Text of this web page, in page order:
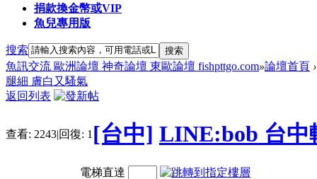
捐款換金幣或VIP
魚兒專用版
搜索 搜索
魚訊交流 歐洲論壇 神奇論壇 東歐論壇 fishpttgo.com»論壇首頁 ›
腿細 膚白又騷氣
返回列表
查看: 2243|回復: 1 [台中] LINE:bob 台中
電梯直達